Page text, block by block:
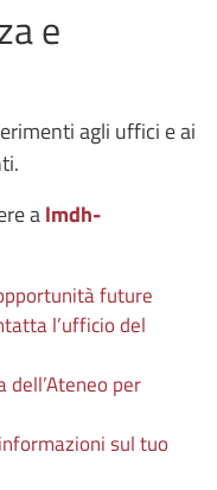
e
agli uffici e ai
almdh-
future
l’ufficio del
per
sul tuo